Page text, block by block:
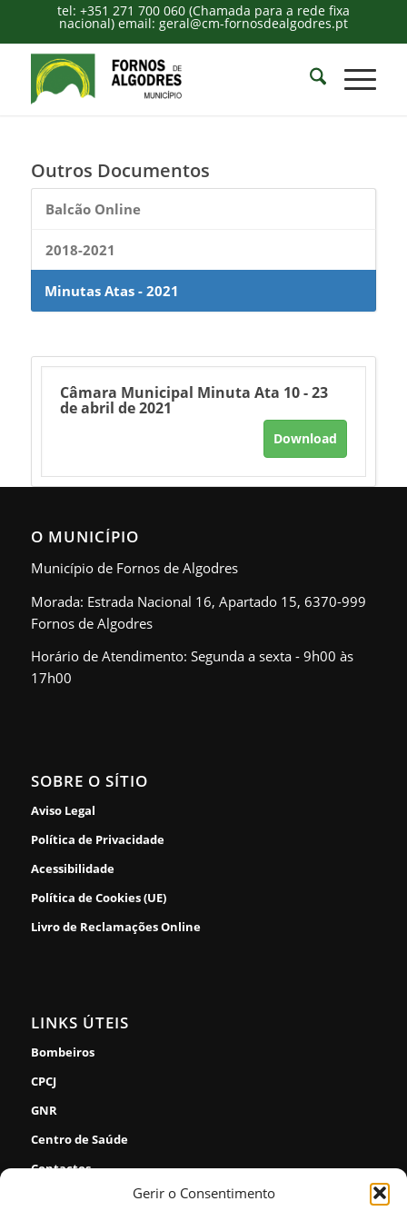
Gerir o Consentimento
tel: +351 271 700 060 (Chamada para a rede fixa
nacional) email: geral@cm-fornosdealgodres.pt
Outros Documentos
Balcão Online
2018-2021
Minutas Atas - 2021
Câmara Municipal Minuta Ata 10 - 23
de abril de 2021
Download
O MUNICÍPIO
Município de Fornos de Algodres
Morada: Estrada Nacional 16, Apartado 15, 6370-999
Fornos de Algodres
Horário de Atendimento: Segunda a sexta - 9h00 às
17h00
SOBRE O SÍTIO
Aviso Legal
Política de Privacidade
Acessibilidade
Política de Cookies (UE)
Livro de Reclamações Online
LINKS ÚTEIS
Bombeiros
CPCJ
GNR
Centro de Saúde
Contactos